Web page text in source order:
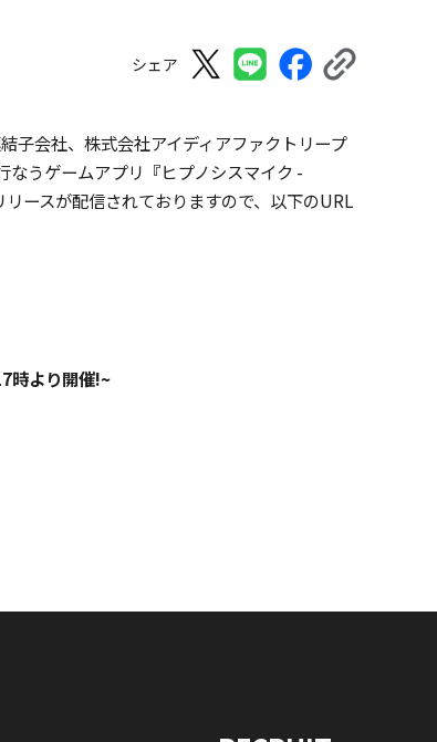
シェア
子会社、株式会社アイディアファクトリープ
うゲームアプリ『ヒプノシスマイク -
ースが配信されておりますので、以下のURL
時より開催!~